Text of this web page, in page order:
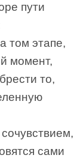
пути
том этапе,
момент,
то,
сами